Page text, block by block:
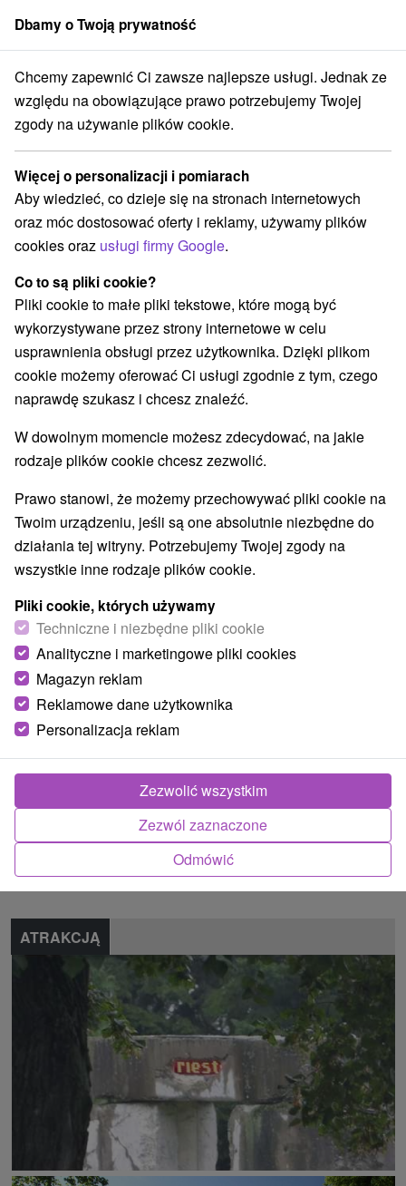
członek grupySorger
Slovensko Prešovský kraj Spišská Belá Dwór Strážky
Dwór Strážky
Wyświetl stronę internetową Przejdź do
+421 52 245 40 00 daniela.kostkova@sng.sk
Facebook
Opinii Google
Mednyánszkeho 25
059 01 Spišská Belá-Strážky
GPS:
N +49° 11' 15.01''
E +20° 27' 21.05''
Region turystyczny
Prešovský kraj, Spišská Magura
Znalazłeś błąd lub chcesz polecić nam nową atrakcję
Zgłoś błąd
ATRAKCJĄ
Dbamy o Twoją prywatność
Chcemy zapewnić Ci zawsze najlepsze usługi. Jednak ze
względu na obowiązujące prawo potrzebujemy Twojej
zgody na używanie plików cookie.
Więcej o personalizacji i pomiarach
Aby wiedzieć, co dzieje się na stronach internetowych
oraz móc dostosować oferty i reklamy, używamy plików
cookies oraz usługi firmy Google.
Co to są pliki cookie?
Pliki cookie to małe pliki tekstowe, które mogą być
wykorzystywane przez strony internetowe w celu
usprawnienia obsługi przez użytkownika. Dzięki plikom
cookie możemy oferować Ci usługi zgodnie z tym, czego
naprawdę szukasz i chcesz znaleźć.
W dowolnym momencie możesz zdecydować, na jakie
rodzaje plików cookie chcesz zezwolić.
Prawo stanowi, że możemy przechowywać pliki cookie na
Twoim urządzeniu, jeśli są one absolutnie niezbędne do
działania tej witryny. Potrzebujemy Twojej zgody na
wszystkie inne rodzaje plików cookie.
Pliki cookie, których używamy
Techniczne i niezbędne pliki cookie
Analityczne i marketingowe pliki cookies
Magazyn reklam
Reklamowe dane użytkownika
Personalizacja reklam
Odmówić
Zezwól zaznaczone
Zezwolić wszystkim